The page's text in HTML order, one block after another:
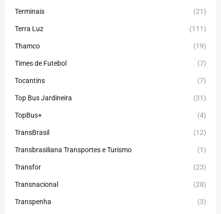
Terminais (21)
Terra Luz (111)
Thamco (19)
Times de Futebol (7)
Tocantins (7)
Top Bus Jardineira (31)
TopBus+ (4)
TransBrasil (12)
Transbrasiliana Transportes e Turismo (1)
Transfor (23)
Transnacional (28)
Transpenha (3)